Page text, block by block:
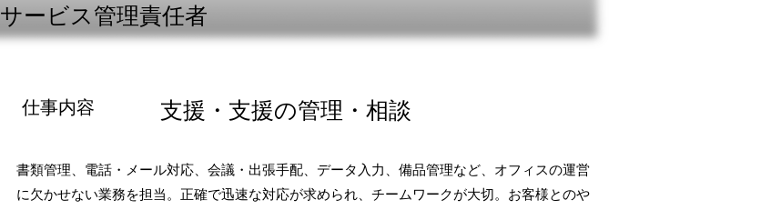
​サービス管理責任者
仕事内容 ​支援・支援の管理・相談
書類管理、電話・メール対応、会議・出張手配、データ入力、備品管理など、オフィスの運営
に欠かせない業務を担当。正確で迅速な対応が求められ、チームワークが大切。お客様とのや